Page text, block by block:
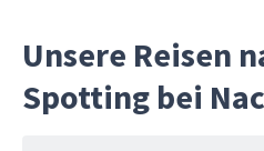
Unsere Reisen
Spotting bei